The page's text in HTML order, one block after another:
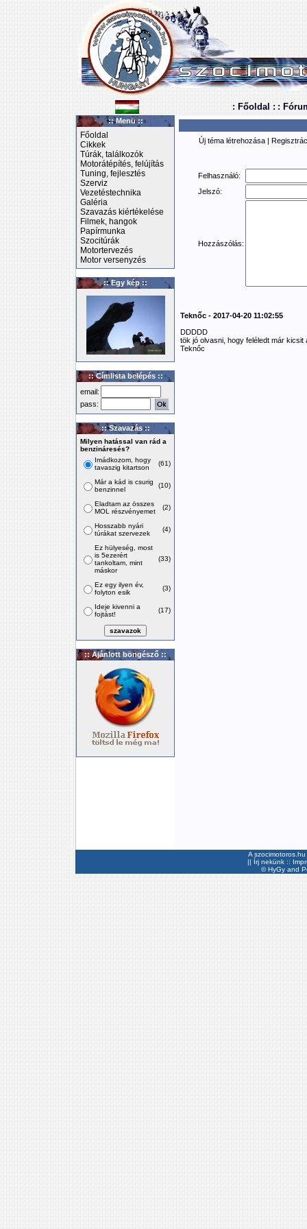
: Főoldal : :
:: Menü ::
Főoldal
Cikkek
Túrák, találkozók
Motorátépítés, felújítás
Tuning, fejlesztés
Szerviz
Vezetéstechnika
Galéria
Szavazás kiértékelése
Filmek, hangok
Papírmunka
Szocitúrák
Motortervezés
Motor versenyzés
:: Egy kép ::
:: Címlista belépés ::
email:
pass:
:: Szavazás ::
Milyen hatással van rád a
benzináresés?
Imádkozom, hogy
tavaszig kitartson
(61)
Már a kád is csurig
benzinnel
(10)
Eladtam az összes
MOL részvényemet
(2)
Hosszabb nyári
túrákat szervezek
(4)
Ez hülyeség, most
is 5ezerért
tankoltam, mint
máskor
(33)
Ez egy ilyen év,
folyton esik
(3)
Ideje kivenni a
fojtást!
(17)
:: Ajánlott böngésző ::
Új téma létrehozása |
Felhasználó:
Jelszó:
Hozzászólás:
Teknőc - 2017-04-20 11:02:55
DDDDD
tök jó olvasni, hogy feléledt már kicsit
Teknőc
A
|| Írj nekünk ::
©HyGyand